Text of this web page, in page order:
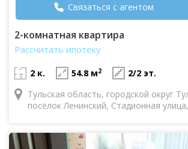
Связаться с агентом
2-комнатная квартира
Рассчитать ипотеку
2 к. 54.8 м2
2/2 эт.
Тульская область, городской округ
посёлок Ленинский, Стадионная